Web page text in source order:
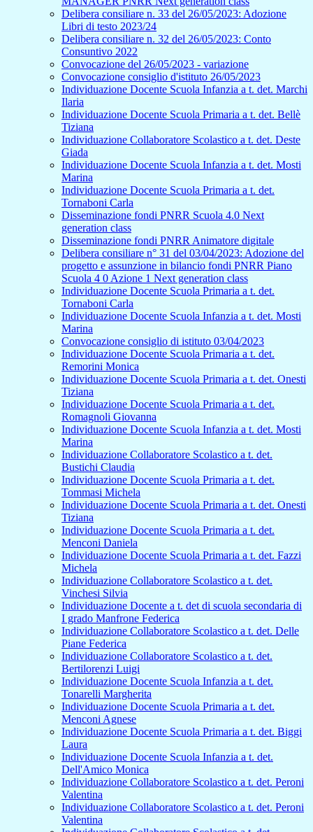
Delibera consiliare n. 33 del 26/05/2023: Adozione
Libri di testo 2023/24
Delibera consiliare n. 32 del 26/05/2023: Conto
Consuntivo 2022
Convocazione del 26/05/2023 - variazione
Convocazione consiglio d'istituto 26/05/2023
Individuazione Docente Scuola Infanzia a t. det. Marchi
Ilaria
Individuazione Docente Scuola Primaria a t. det. Bellè
Tiziana
Individuazione Collaboratore Scolastico a t. det. Deste
Giada
Individuazione Docente Scuola Infanzia a t. det. Mosti
Marina
Individuazione Docente Scuola Primaria a t. det.
Tornaboni Carla
Disseminazione fondi PNRR Scuola 4.0 Next
generation class
Disseminazione fondi PNRR Animatore digitale
Delibera consiliare n° 31 del 03/04/2023: Adozione del
progetto e assunzione in bilancio fondi PNRR Piano
Scuola 4 0 Azione 1 Next generation class
Individuazione Docente Scuola Primaria a t. det.
Tornaboni Carla
Individuazione Docente Scuola Infanzia a t. det. Mosti
Marina
Convocazione consiglio di istituto 03/04/2023
Individuazione Docente Scuola Primaria a t. det.
Remorini Monica
Individuazione Docente Scuola Primaria a t. det. Onesti
Tiziana
Individuazione Docente Scuola Primaria a t. det.
Romagnoli Giovanna
Individuazione Docente Scuola Infanzia a t. det. Mosti
Marina
Individuazione Collaboratore Scolastico a t. det.
Bustichi Claudia
Individuazione Docente Scuola Primaria a t. det.
Tommasi Michela
Individuazione Docente Scuola Primaria a t. det. Onesti
Tiziana
Individuazione Docente Scuola Primaria a t. det.
Menconi Daniela
Individuazione Docente Scuola Primaria a t. det. Fazzi
Michela
Individuazione Collaboratore Scolastico a t. det.
Vinchesi Silvia
Individuazione Docente a t. det di scuola secondaria di
I grado Manfrone Federica
Individuazione Collaboratore Scolastico a t. det. Delle
Piane Federica
Individuazione Collaboratore Scolastico a t. det.
Bertilorenzi Luigi
Individuazione Docente Scuola Infanzia a t. det.
Tonarelli Margherita
Individuazione Docente Scuola Primaria a t. det.
Menconi Agnese
Individuazione Docente Scuola Primaria a t. det. Biggi
Laura
Individuazione Docente Scuola Infanzia a t. det.
Dell'Amico Monica
Individuazione Collaboratore Scolastico a t. det. Peroni
Valentina
Individuazione Collaboratore Scolastico a t. det. Peroni
Valentina